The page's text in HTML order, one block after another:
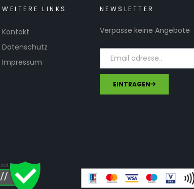
WEITERE LINKS
Kontakt
Datenschutz
Impressum
NEWSLETTER
Verpasse keine Angebote
EINTRAGEN